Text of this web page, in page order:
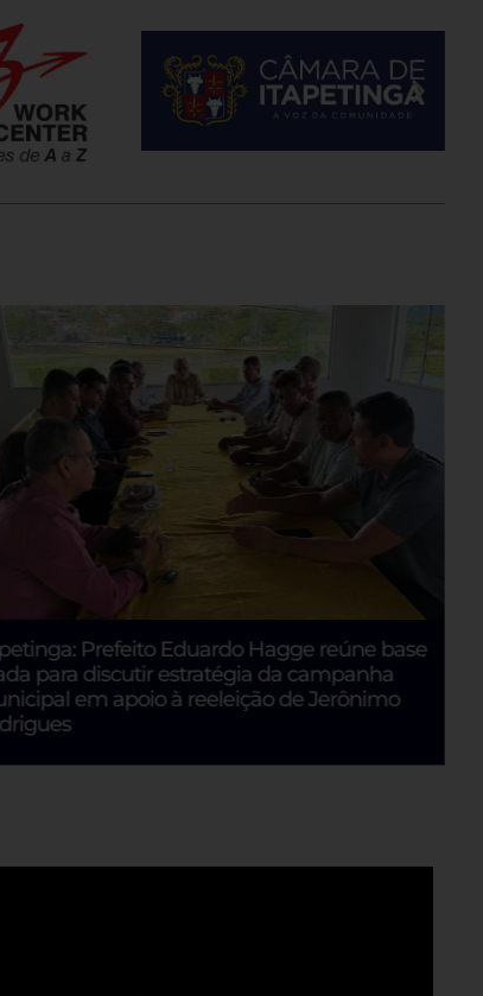
Prefeito Eduardo Hagge reúne base
para discutir estratégia da campanha
em apoio à reeleição de Jerônimo